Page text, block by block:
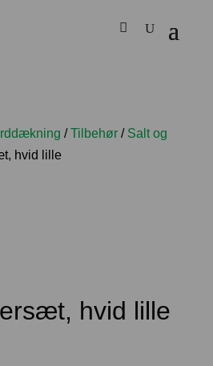
/Tilbehør / Salt og
hvid lille
hvid lille